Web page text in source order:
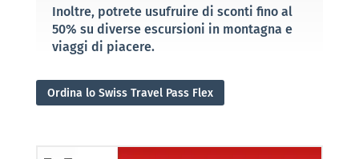
Inoltre, potrete usufruire di sconti fino al
50% su diverse escursioni in montagna e
viaggi di piacere.
Ordina lo Swiss Travel Pass Flex